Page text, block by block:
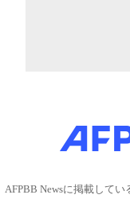
AFPBB Newsに掲載して